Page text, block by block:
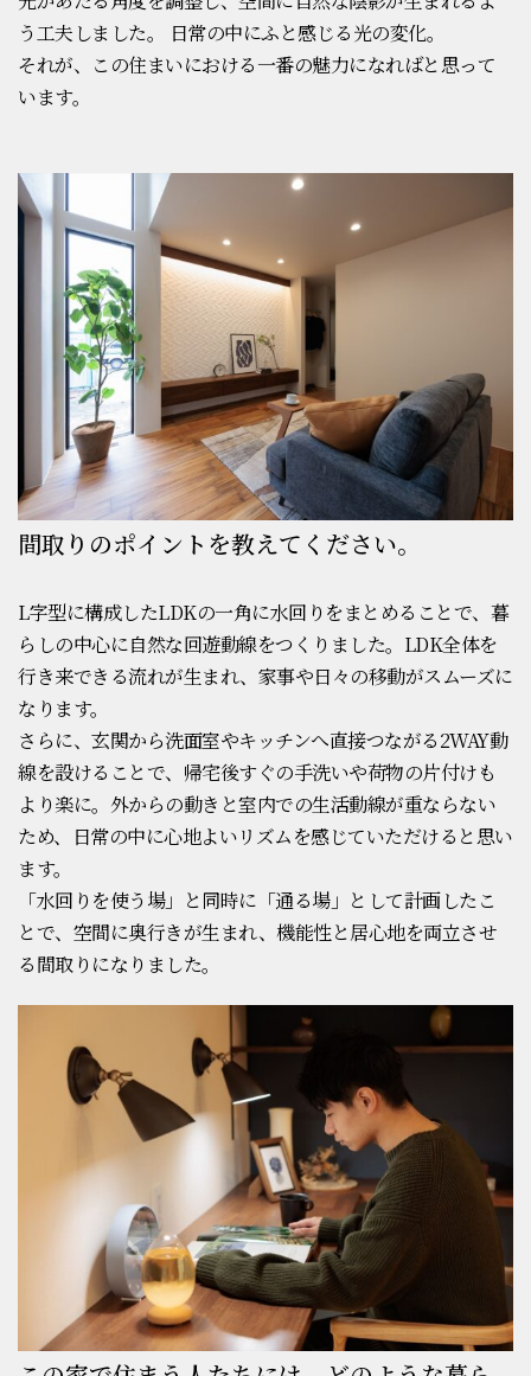
う工夫しました。 日常の中にふと感じる光の変化。
それが、この住まいにおける一番の魅力になればと思って
います。
間取りのポイントを教えてください。
L字型に構成したLDKの一角に水回りをまとめることで、暮
らしの中心に自然な回遊動線をつくりました。LDK全体を
行き来できる流れが生まれ、家事や日々の移動がスムーズに
なります。
さらに、玄関から洗面室やキッチンへ直接つながる2WAY動
線を設けることで、帰宅後すぐの手洗いや荷物の片付けも
より楽に。外からの動きと室内での生活動線が重ならない
ため、日常の中に心地よいリズムを感じていただけると思い
ます。
「水回りを使う場」と同時に「通る場」として計画したこ
とで、空間に奥行きが生まれ、機能性と居心地を両立させ
る間取りになりました。